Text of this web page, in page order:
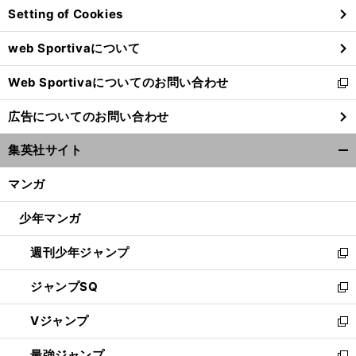
ド
ウ
で
開
く
Setting of Cookies
web Sportivaについて
Web Sportivaについてのお問い合わせ
新
し
い
ウ
ィ
ン
ウ
開
く
広告についてのお問い合わせ
集英社サイト
マンガ
少年マンガ
週刊少年ジャンプ
新
し
い
ウ
ィ
ン
ジャンプSQ
新
し
い
ウ
Vジャンプ
新
し